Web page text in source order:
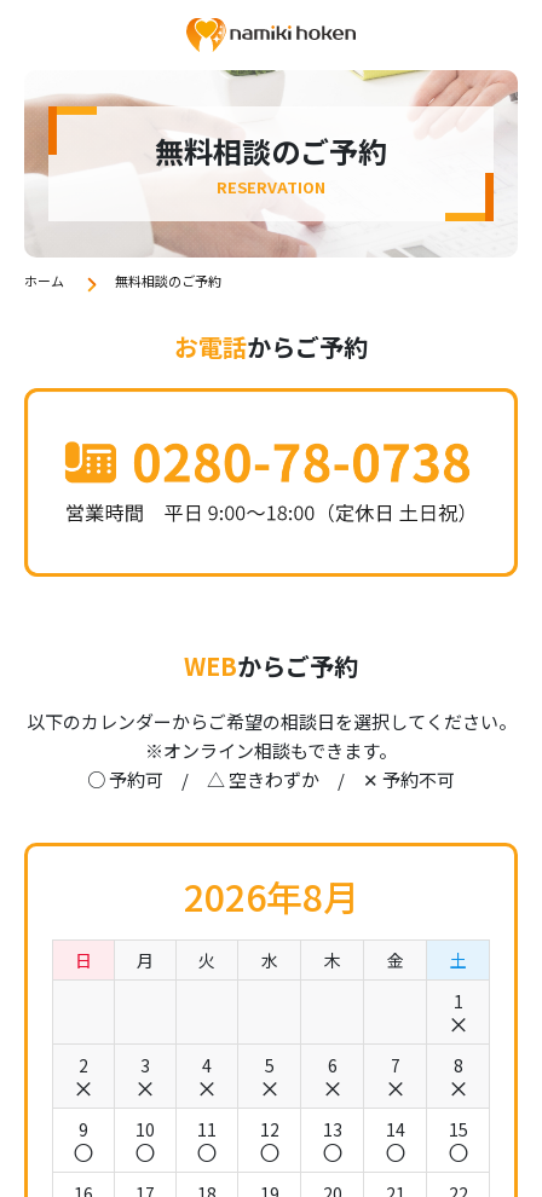
無料相談のご予約
RESERVATION
ホーム 無料相談のご予約
お電話からご予約
WEBからご予約
以下のカレンダーからご希望の相談日を選択してください。
※オンライン相談もできます。
○ 予約可 / △ 空きわずか / ✕ 予約不可
2026年8月
日 月 火 水 木 金
土
1
2 3 4 5 6 7 8
9 10 11 12 13 14 15